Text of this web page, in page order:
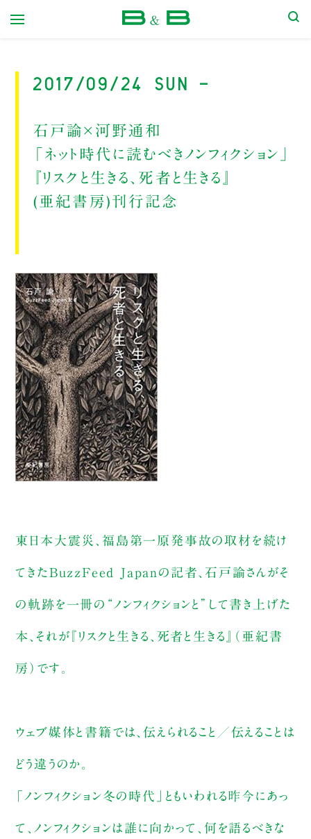
2017/09/24 Sun -
石戸諭×河野通和
「ネット時代に読むべきノンフィクション」
『リスクと生きる、死者と生きる』
(亜紀書房)刊行記念
東日本大震災、福島第一原発事故の取材を続け
てきたBuzzFeed Japanの記者、石戸諭さんがそ
の軌跡を一冊の“ノンフィクションと”して書き上げた
本、それが『リスクと生きる、死者と生きる』（亜紀書
房）です。
ウェブ媒体と書籍では、伝えられること／伝えることは
どう違うのか。
「ノンフィクション冬の時代」ともいわれる昨今にあっ
て、ノンフィクションは誰に向かって、何を語るべきな